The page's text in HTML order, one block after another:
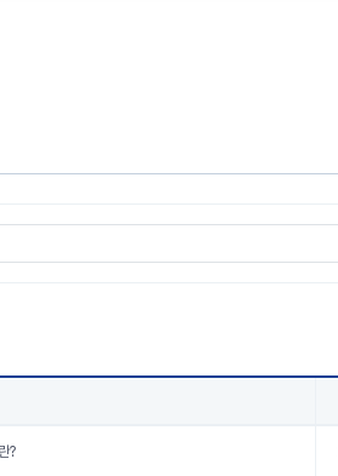
?